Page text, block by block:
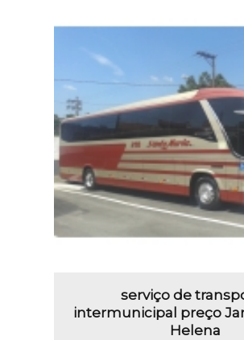
serviço de
intermunicipal preço
Helena